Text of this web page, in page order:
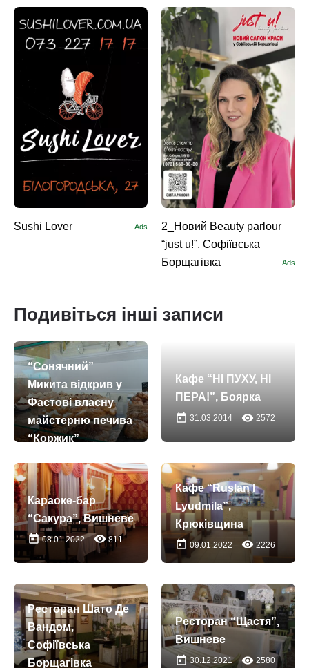
Sushi Lоver Ads
2_Новий Beauty parlour
“just u!”, Софіївська
Борщагівка
Ads
Подивіться інші записи
“Сонячний”
Микита відкрив у
Фастові власну
майстерню печива
“Коржик”
Кафе “НІ ПУХУ, НІ
ПЕРА!”, Боярка
today 31.03.2014 remove_red_eye 2572
Караоке-бар
“Сакура”, Вишневе
today08.01.2022 remove_red_eye 811
Кафе “Ruslan I
Lyudmila”,
Крюківщина
today 09.01.2022 remove_red_eye 2226
Ресторан Шато Де
Вандом,
Софіївська
Борщагівка
Ресторан “Щастя”,
Вишневе
today 30.12.2021 remove_red_eye 2580